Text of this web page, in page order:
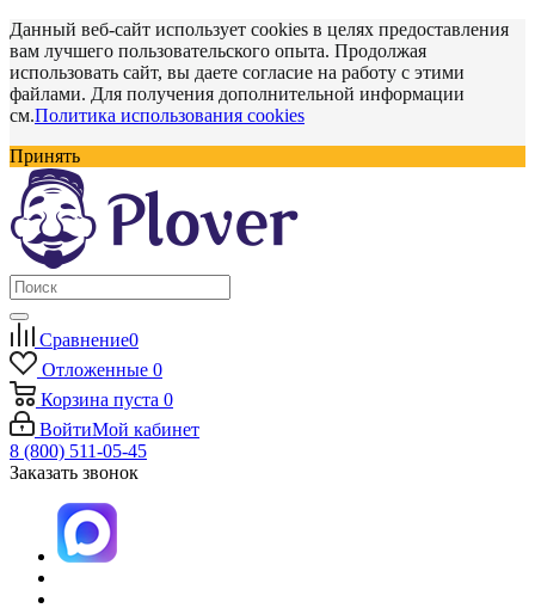
Данный веб-сайт использует cookies в целях предоставления
вам лучшего пользовательского опыта. Продолжая
использовать сайт, вы даете согласие на работу с этими
файлами. Для получения дополнительной информации
см.Политика использования cookies
Принять
Сравнение0
Отложенные 0
Корзина пуста 0
ВойтиМой кабинет
8 (800) 511-05-45
Заказать звонок